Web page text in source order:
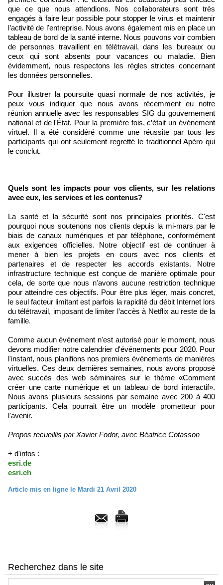
que ce que nous attendions. Nos collaborateurs sont très
engagés à faire leur possible pour stopper le virus et maintenir
l’activité de l'entreprise. Nous avons également mis en place un
tableau de bord de la santé interne. Nous pouvons voir combien
de personnes travaillent en télétravail, dans les bureaux ou
ceux qui sont absents pour vacances ou maladie. Bien
évidemment, nous respectons les règles strictes concernant
les données personnelles.
Pour illustrer la poursuite quasi normale de nos activités, je
peux vous indiquer que nous avons récemment eu notre
réunion annuelle avec les responsables SIG du gouvernement
national et de l'État. Pour la première fois, c’était un événement
virtuel. Il a été considéré comme une réussite par tous les
participants qui ont seulement regretté le traditionnel Apéro qui
le conclut.
Quels sont les impacts pour vos clients, sur les relations
avec eux, les services et les contenus?
La santé et la sécurité sont nos principales priorités. C'est
pourquoi nous soutenons nos clients depuis la mi-mars par le
biais de canaux numériques et par téléphone, conformément
aux exigences officielles. Notre objectif est de continuer à
mener à bien les projets en cours avec nos clients et
partenaires et de respecter les accords existants. Notre
infrastructure technique est conçue de manière optimale pour
cela, de sorte que nous n'avons aucune restriction technique
pour atteindre ces objectifs. Pour être plus léger, mais concret,
le seul facteur limitant est parfois la rapidité du débit Internet lors
du télétravail, imposant de limiter l’accès à Netflix au reste de la
famille.
Comme aucun événement n'est autorisé pour le moment, nous
devons modifier notre calendrier d'événements pour 2020. Pour
l'instant, nous planifions nos premiers événements de manières
virtuelles. Ces deux dernières semaines, nous avons proposé
avec succès des web séminaires sur le thème «Comment
créer une carte numérique et un tableau de bord interactif».
Nous avons plusieurs sessions par semaine avec 200 à 400
participants. Cela pourrait être un modèle prometteur pour
l'avenir.
Propos recueillis par Xavier Fodor, avec Béatrice Cotasson
+ d'infos :
esri.de
esri.ch
Article mis en ligne le Mardi 21 Avril 2020
Recherchez dans le site